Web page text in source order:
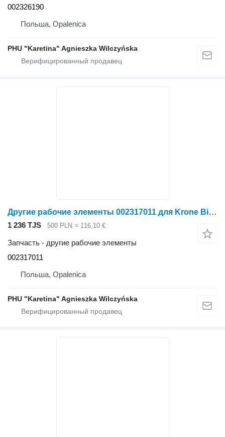
002326190
Польша, Opalenica
PHU "Karetina" Agnieszka Wilczyńska
Другие рабочие элементы 002317011 для Krone Big M II
1 236 TJS 500 PLN ≈ 116,10 €
Запчасть - другие рабочие элементы
002317011
Польша, Opalenica
PHU "Karetina" Agnieszka Wilczyńska